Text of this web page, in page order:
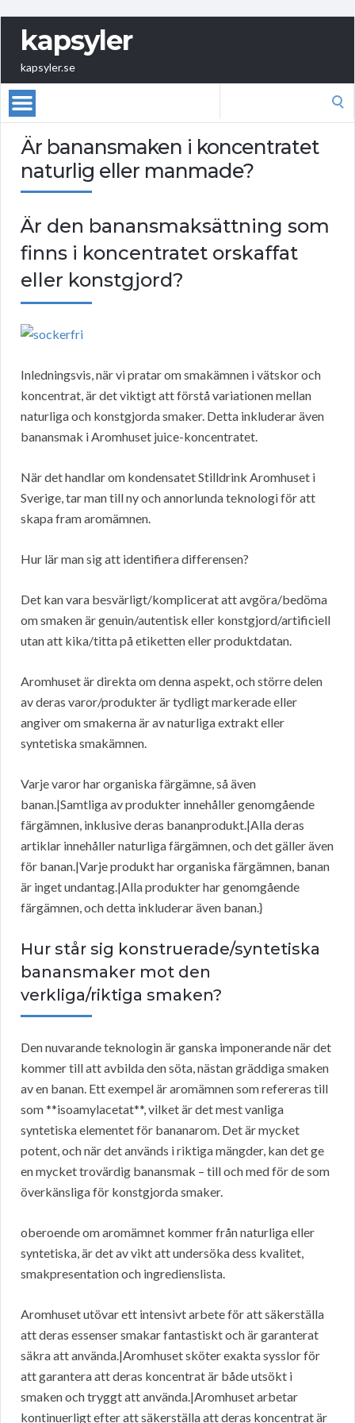
kapsyler
kapsyler.se
Är banansmaken i koncentratet
naturlig eller manmade?
Är den banansmaksättning som
finns i koncentratet orskaffat
eller konstgjord?
Inledningsvis, när vi pratar om smakämnen i vätskor och
koncentrat, är det viktigt att förstå variationen mellan
naturliga och konstgjorda smaker. Detta inkluderar även
banansmak i Aromhuset juice-koncentratet.
När det handlar om kondensatet Stilldrink Aromhuset i
Sverige, tar man till ny och annorlunda teknologi för att
skapa fram aromämnen.
Hur lär man sig att identifiera differensen?
Det kan vara besvärligt/komplicerat att avgöra/bedöma
om smaken är genuin/autentisk eller konstgjord/artificiell
utan att kika/titta på etiketten eller produktdatan.
Aromhuset är direkta om denna aspekt, och större delen
av deras varor/produkter är tydligt markerade eller
angiver om smakerna är av naturliga extrakt eller
syntetiska smakämnen.
Varje varor har organiska färgämne, så även
banan.|Samtliga av produkter innehåller genomgående
färgämnen, inklusive deras bananprodukt.|Alla deras
artiklar innehåller naturliga färgämnen, och det gäller även
för banan.|Varje produkt har organiska färgämnen, banan
är inget undantag.|Alla produkter har genomgående
färgämnen, och detta inkluderar även banan.}
Hur står sig konstruerade/syntetiska
banansmaker mot den
verkliga/riktiga smaken?
Den nuvarande teknologin är ganska imponerande när det
kommer till att avbilda den söta, nästan gräddiga smaken
av en banan. Ett exempel är aromämnen som refereras till
som **isoamylacetat**, vilket är det mest vanliga
syntetiska elementet för bananarom. Det är mycket
potent, och när det används i riktiga mängder, kan det ge
en mycket trovärdig banansmak – till och med för de som
överkänsliga för konstgjorda smaker.
oberoende om aromämnet kommer från naturliga eller
syntetiska, är det av vikt att undersöka dess kvalitet,
smakpresentation och ingredienslista.
Aromhuset utövar ett intensivt arbete för att säkerställa
att deras essenser smakar fantastiskt och är garanterat
säkra att använda.|Aromhuset sköter exakta sysslor för
att garantera att deras koncentrat är både utsökt i
smaken och tryggt att använda.|Aromhuset arbetar
kontinuerligt efter att säkerställa att deras koncentrat är